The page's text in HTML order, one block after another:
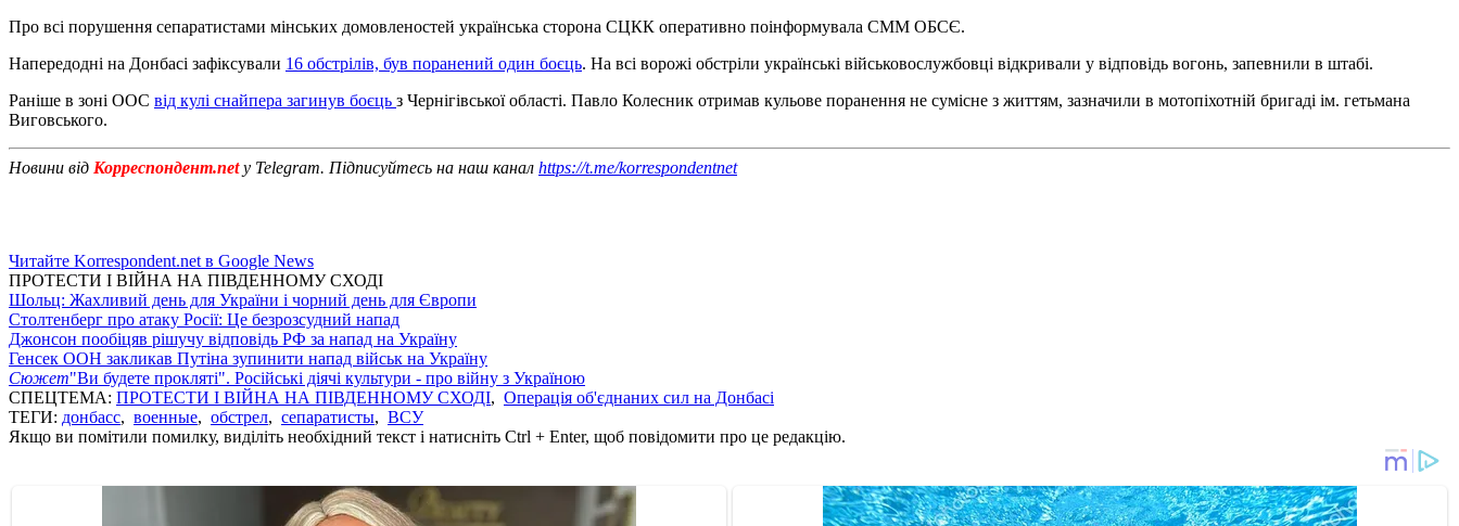
Про всі порушення сепаратистами мінських домовленостей українська сторона СЦКК оперативно поінформувала СММ ОБСЄ.
Напередодні на Донбасі зафіксували 16 обстрілів, був поранений один боєць. На всі ворожі обстріли українські військовослужбовці відкривали у відповідь вогонь, запевнили в штабі.
Раніше в зоні ООС від кулі снайпера загинув боєць з Чернігівської області. Павло Колесник отримав кульове поранення не сумісне з життям, зазначили в мотопіхотній бригаді ім. гетьмана
Виговського.
Новини від Корреспондент.netу Telegram. Підписуйтесь на наш канал https://t.me/korrespondentnet
Читайте Korrespondent.net в Google News
ПРОТЕСТИ І ВІЙНА НА ПІВДЕННОМУ СХОДІ
Шольц: Жахливий день для України і чорний день для Європи
Столтенберг про атаку Росії: Це безрозсудний напад
Джонсон пообіцяв рішучу відповідь РФ за напад на Україну
Генсек ООН закликав Путіна зупинити напад військ на Україну
Сюжет"Ви будете прокляті". Російські діячі культури - про війну з Україною
СПЕЦТЕМА: ПРОТЕСТИ І ВІЙНА НА ПІВДЕННОМУ СХОДІ, Операція об'єднаних сил на Донбасі
ТЕГИ: донбасс, военные, обстрел, сепаратисты, ВСУ
Якщо ви помітили помилку, виділіть необхідний текст і натисніть Ctrl + Enter, щоб повідомити про це редакцію.